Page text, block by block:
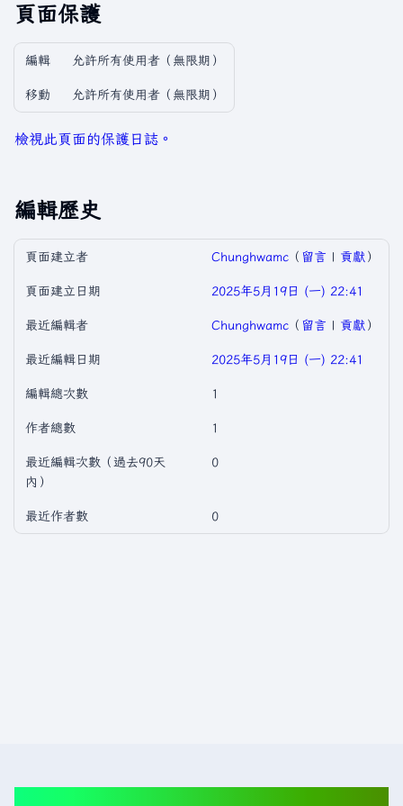
頁面保護
編輯 允許所有使用者​（無限期）
移動 允許所有使用者​（無限期）
檢視此頁面的保護日誌。
編輯歷史
頁面建立者 Chunghwamc （ 留言 | 貢獻 ）
頁面建立日期 2025年5月19日 (一) 22:41
最近編輯者 Chunghwamc （ 留言 | 貢獻 ）
最近編輯日期 2025年5月19日 (一) 22:41
編輯總次數 1
作者總數 1
最近編輯次數（過去90天
內）
0
最近作者數 0